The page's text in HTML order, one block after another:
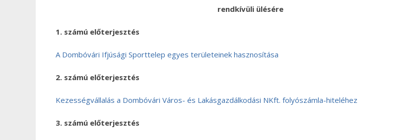
rendkívüli ülésére
1. számú előterjesztés
A Dombóvári Ifjúsági Sporttelep egyes területeinek hasznosítása
2. számú előterjesztés
Kezességvállalás a Dombóvári Város- és Lakásgazdálkodási NKft. folyószámla-hiteléhez
3. számú előterjesztés